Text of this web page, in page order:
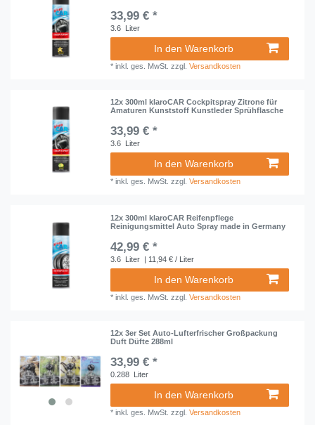
33,99 € *
3.6 Liter
In den Warenkorb
*inkl. ges. MwSt. zzgl.Versandkosten
12x 300ml klaroCAR Cockpitspray Zitrone für
Amaturen Kunststoff Kunstleder Sprühflasche
33,99 € *
3.6 Liter
In den Warenkorb
*inkl. ges. MwSt. zzgl.Versandkosten
12x 300ml klaroCAR Reifenpflege
Reinigungsmittel Auto Spray made in Germany
42,99 € *
3.6 Liter | 11,94 € / Liter
In den Warenkorb
*inkl. ges. MwSt. zzgl.Versandkosten
12x 3er Set Auto-Lufterfrischer Großpackung
Duft Düfte 288ml
33,99 € *
0.288 Liter
In den Warenkorb
*inkl. ges. MwSt. zzgl.Versandkosten